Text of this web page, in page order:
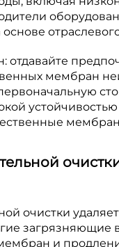
отдавайте
мембран
очистки
загрязняющие
и